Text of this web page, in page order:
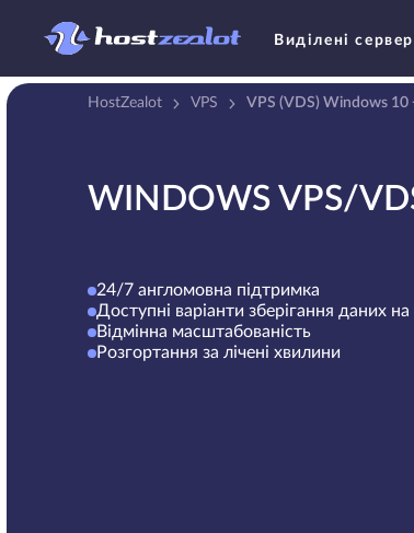
Виділені
HostZealot VPS VPS (VDS) Windows 10
WINDOWS VPS/
24/7 англомовна підтримка
Доступні варіанти зберігання даних
Відмінна масштабованість
Розгортання за лічені хвилини